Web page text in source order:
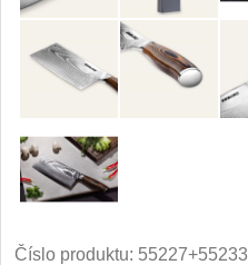
Číslo produktu: 55227+55233